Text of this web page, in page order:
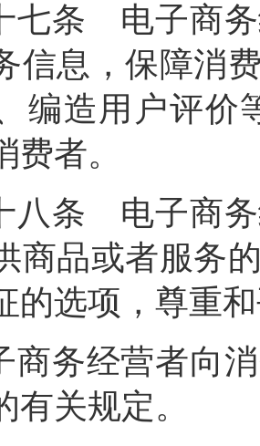
条 电子商
信息，保障消
编造用户评价
者。
条 电子商
商品或者服务
的选项，尊重
经营者向消
有关规定。